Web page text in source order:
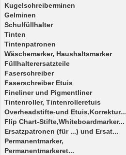
Kugelschreiberminen
Gelminen
Schulfüllhalter
Tinten
Tintenpatronen
Wäschemarker, Haushaltsmarker
Füllhalterersatzteile
Faserschreiber
Faserschreiber Etuis
Fineliner und Pigmentliner
Tintenroller, Tintenrolleretuis
Overheadstifte-und Etuis,Korrektur...
Flip Chart-Stifte,Whiteboardmarker...
Ersatzpatronen (für ...) und Ersat...
Permanentmarker,
Permanentmarkeret...